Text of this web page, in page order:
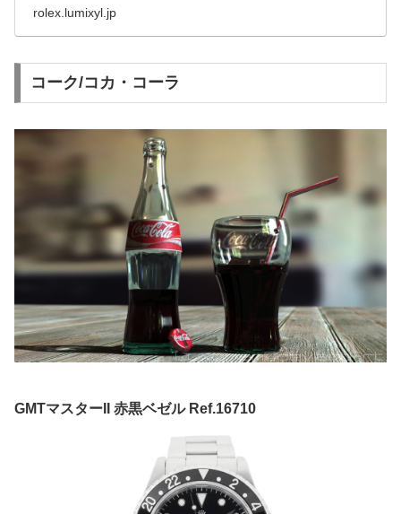
rolex.lumixyl.jp
コーク/コカ・コーラ
GMTマスターII 赤黒ベゼル Ref.16710